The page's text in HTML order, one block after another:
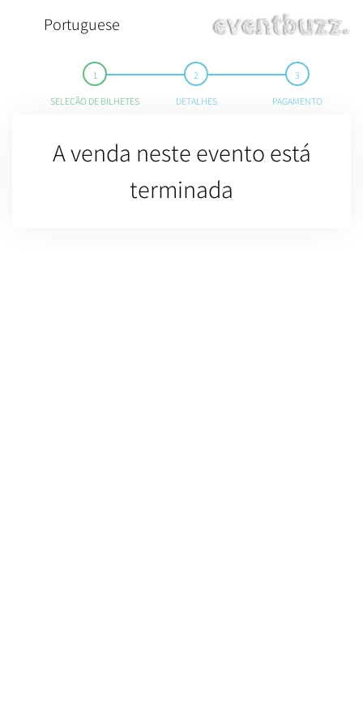
Portuguese
SELEÇÃO DE BILHETES DETALHES PAGAMENTO
A venda neste evento está
terminada